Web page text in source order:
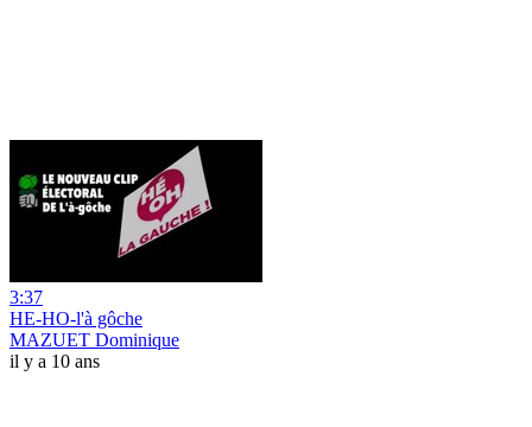
3:37
HE-HO-l'à gôche
MAZUET Dominique
il y a 10 ans